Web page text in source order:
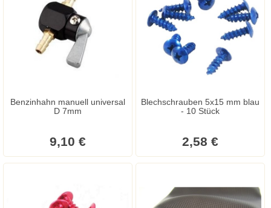
Benzinhahn manuell universal
D 7mm
9,10 €
Blechschrauben 5x15 mm blau
- 10 Stück
2,58 €